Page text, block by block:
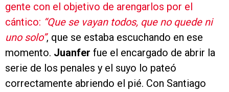
gente con el objetivo de arengarlos por el
cántico: “Que se vayan todos, que no quede ni
uno solo”, que se estaba escuchando en ese
momento. Juanfer fue el encargado de abrir la
serie de los penales y el suyo lo pateó
correctamente abriendo el pié. Con Santiago